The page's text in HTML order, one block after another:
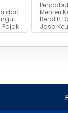
dan
Menteri
Beralih
Jasa